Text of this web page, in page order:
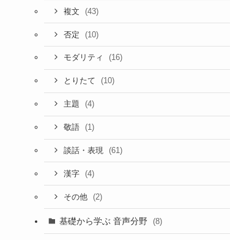
複文 (43)
否定 (10)
モダリティ (16)
とりたて (10)
主題 (4)
敬語 (1)
談話・表現 (61)
漢字 (4)
その他 (2)
基礎から学ぶ 音声分野 (8)